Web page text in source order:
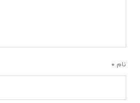
نام *